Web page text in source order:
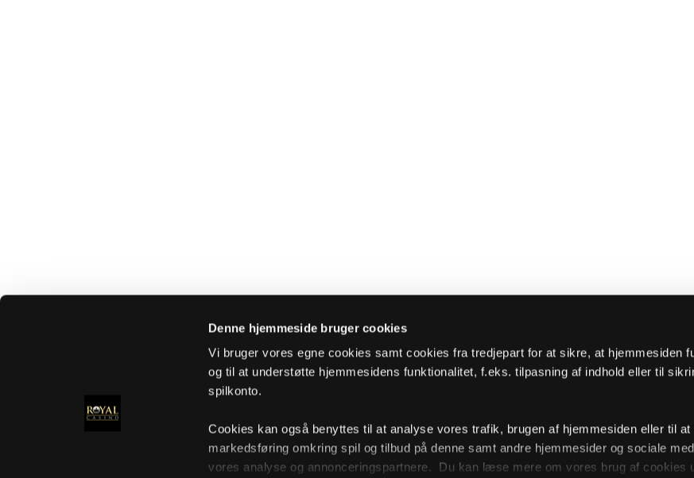
Denne hjemmeside bruger cookies
Vi bruger vores egne cookies samt cookies fra tredjepart for at sikre, at hjemmesiden
og til at understøtte hjemmesidens funktionalitet, f.eks. tilpasning af indhold eller til
spilkonto.
Cookies kan også benyttes til at analyse vores trafik, brugen af hjemmesiden eller til at
markedsføring omkring spil og tilbud på denne samt andre hjemmesider og sociale
vores analyse og annonceringspartnere. Du kan læse mere om vores brug af cookies